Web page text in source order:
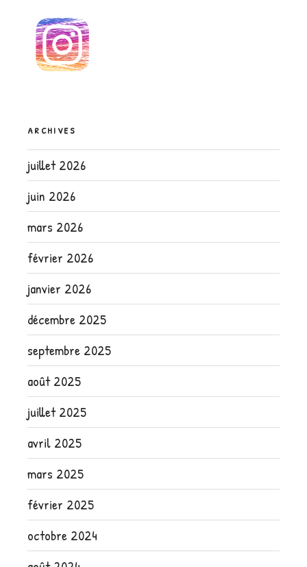
ARCHIVES
juillet 2026
juin 2026
mars 2026
février 2026
janvier 2026
décembre 2025
septembre 2025
août 2025
juillet 2025
avril 2025
mars 2025
février 2025
octobre 2024